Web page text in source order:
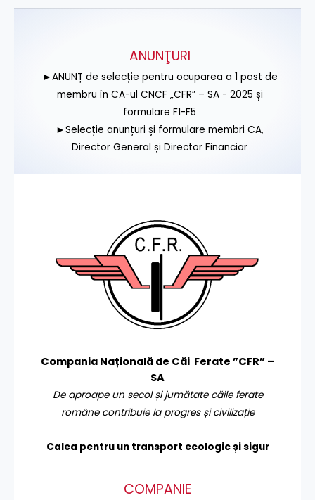
ANUNŢURI
►ANUNȚ de selecție pentru ocuparea a 1 post de
membru în CA-ul CNCF „CFR” – SA - 2025 și
formulare F1-F5
►Selecție anunțuri și formulare membri CA,
Director General și Director Financiar
Compania Națională de Căi Ferate ”CFR” –
SA
De aproape un secol și jumătate căile ferate
române contribuie la progres și civilizație
Calea pentru un transport ecologic și sigur
COMPANIE